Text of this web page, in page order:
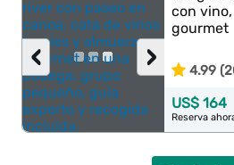
›
‹
con
gourmet
4.99
US$ 164
Reserva